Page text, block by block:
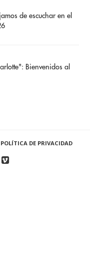
de escuchar en el
Bienvenidos al
POLÍTICA DE PRIVACIDAD